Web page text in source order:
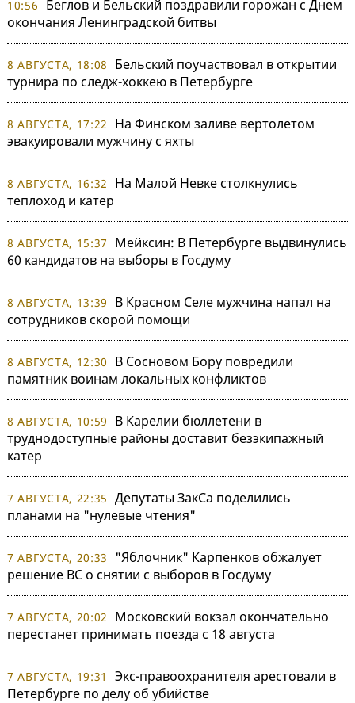
10:56
Беглов и Бельский поздравили горожан с Днем
окончания Ленинградской битвы
8 АВГУСТА, 18:08
Бельский поучаствовал в открытии
турнира по следж-хоккею в Петербурге
8 АВГУСТА, 17:22
На Финском заливе вертолетом
эвакуировали мужчину с яхты
8 АВГУСТА, 16:32
На Малой Невке столкнулись
теплоход и катер
8 АВГУСТА, 15:37
Мейксин: В Петербурге выдвинулись
60 кандидатов на выборы в Госдуму
8 АВГУСТА, 13:39
В Красном Селе мужчина напал на
сотрудников скорой помощи
8 АВГУСТА, 12:30
В Сосновом Бору повредили
памятник воинам локальных конфликтов
8 АВГУСТА, 10:59
В Карелии бюллетени в
труднодоступные районы доставит безэкипажный
катер
7 АВГУСТА, 22:35 Депутаты ЗакСа поделились
планами на "нулевые чтения"
7 АВГУСТА, 20:33
"Яблочник" Карпенков обжалует
решение ВС о снятии с выборов в Госдуму
7 АВГУСТА, 20:02
Московский вокзал окончательно
перестанет принимать поезда с 18 августа
7 АВГУСТА, 19:31
Экс-правоохранителя арестовали в
Петербурге по делу об убийстве